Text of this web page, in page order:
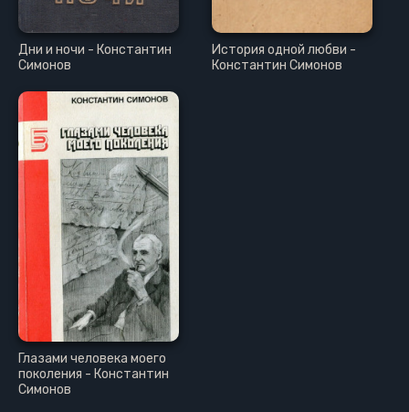
Дни и ночи - Константин
Симонов
История одной любви -
Константин Симонов
Глазами человека моего
поколения - Константин
Симонов